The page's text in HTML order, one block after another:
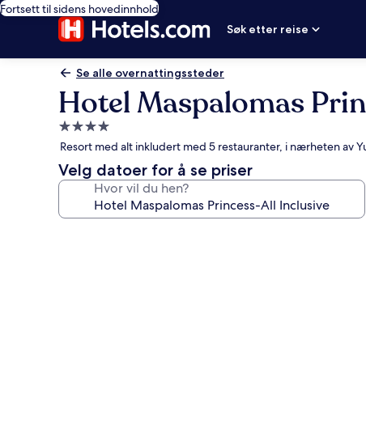
Fortsett til sidens hovedinnhold
Søk etter reise
Se alle overnattingssteder
Hotel Maspalomas
Overnattingssted
med
4.0
stjerner
Resort med alt inkludert med 5 restauranter, i nærheten av
Velg datoer for å se priser
Hvor vil du hen?